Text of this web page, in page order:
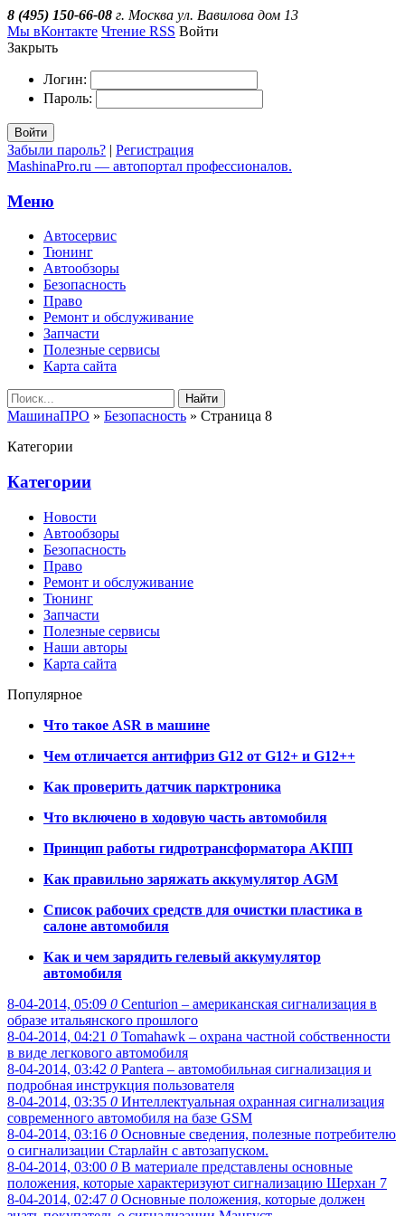
8 (495) 150-66-08 г. Москва ул. Вавилова дом 13
Мы вКонтакте Чтение RSS Войти
Закрыть
Логин:
Пароль:
Войти
Забыли пароль? | Регистрация
MashinaPro.ru — автопортал профессионалов.
Меню
Автосервис
Тюнинг
Автообзоры
Безопасность
Право
Ремонт и обслуживание
Запчасти
Полезные сервисы
Карта сайта
Найти
МашинаПРО » Безопасность » Страница 8
Категории
Категории
Новости
Автообзоры
Безопасность
Право
Ремонт и обслуживание
Тюнинг
Запчасти
Полезные сервисы
Наши авторы
Карта сайта
Популярное
Что такое ASR в машине
Чем отличается антифриз G12 от G12+ и G12++
Как проверить датчик парктроника
Что включено в ходовую часть автомобиля
Принцип работы гидротрансформатора АКПП
Как правильно заряжать аккумулятор AGM
Список рабочих средств для очистки пластика в
салоне автомобиля
Как и чем зарядить гелевый аккумулятор
автомобиля
8-04-2014, 05:09 0 Centurion – американская сигнализация в
образе итальянского прошлого
8-04-2014, 04:21 0 Tomahawk – охрана частной собственности
в виде легкового автомобиля
8-04-2014, 03:42 0 Pantera – автомобильная сигнализация и
подробная инструкция пользователя
8-04-2014, 03:35 0 Интеллектуальная охранная сигнализация
современного автомобиля на базе GSM
8-04-2014, 03:16 0 Основные сведения, полезные потребителю
о сигнализации Старлайн с автозапуском.
8-04-2014, 03:00 0 В материале представлены основные
положения, которые характеризуют сигнализацию Шерхан 7
8-04-2014, 02:47 0 Основные положения, которые должен